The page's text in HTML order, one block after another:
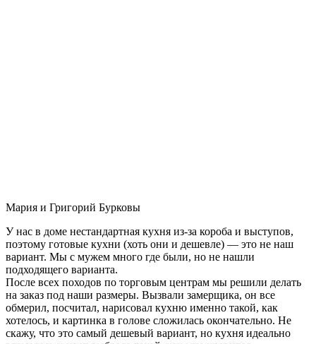
Мария и Григорий Бурковы
У нас в доме нестандартная кухня из-за короба и выступов,
поэтому готовые кухни (хоть они и дешевле) — это не наш
вариант. Мы с мужем много где были, но не нашли
подходящего варианта.
После всех походов по торговым центрам мы решили делать
на заказ под наши размеры. Вызвали замерщика, он все
обмерил, посчитал, нарисовал кухню именно такой, как
хотелось, и картинка в голове сложилась окончательно. Не
скажу, что это самый дешевый вариант, но кухня идеально